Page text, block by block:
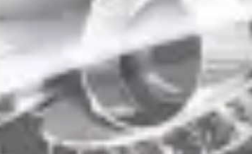
monteur van Nederland". Nou een installatie van 1
werkt niet. Weer terug. En elke keer een ander
de de factuur eenzijdig gewijzigd. Je hebt het over 1
dealer gecontact. Zij gaven allemaal 1 en al dezelfde
ze de factuur aangepast naar de prijs van de
amateuristische leugenaars.